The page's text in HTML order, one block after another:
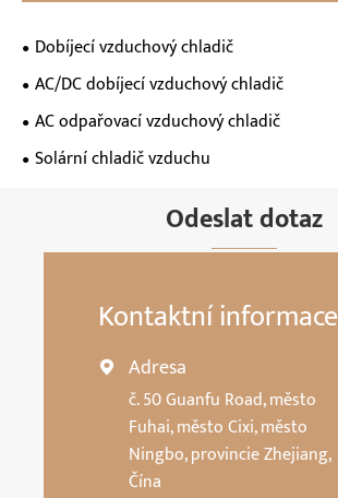
Dobíjecí vzduchový chladič
AC/DC dobíjecí vzduchový chladič
AC odpařovací vzduchový chladič
Solární chladič vzduchu
Odeslat dotaz
Kontaktní informace
 Adresa
č. 50 Guanfu Road, město
Fuhai, město Cixi, město
Ningbo, provincie Zhejiang,
Čína